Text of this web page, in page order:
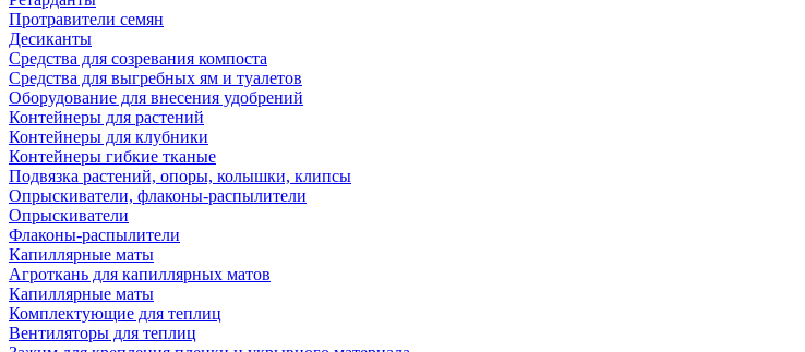
Протравители семян
Десиканты
Средства для созревания компоста
Средства для выгребных ям и туалетов
Оборудование для внесения удобрений
Контейнеры для растений
Контейнеры для клубники
Контейнеры гибкие тканые
Подвязка растений, опоры, колышки, клипсы
Опрыскиватели, флаконы-распылители
Опрыскиватели
Флаконы-распылители
Капиллярные маты
Агроткань для капиллярных матов
Капиллярные маты
Комплектующие для теплиц
Вентиляторы для теплиц